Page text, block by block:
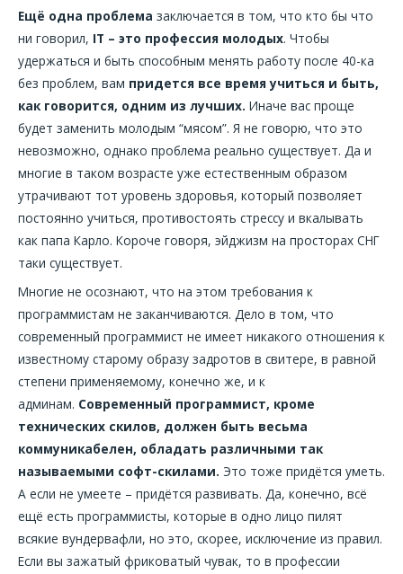
Ещё одна проблема заключается в том, что кто бы что
ни говорил, IT – это профессия молодых. Чтобы
удержаться и быть способным менять работу после 40-ка
без проблем, вам придется все время учиться и быть,
как говорится, одним из лучших. Иначе вас проще
будет заменить молодым “мясом”. Я не говорю, что это
невозможно, однако проблема реально существует. Да и
многие в таком возрасте уже естественным образом
утрачивают тот уровень здоровья, который позволяет
постоянно учиться, противостоять стрессу и вкалывать
как папа Карло. Короче говоря, эйджизм на просторах СНГ
таки существует.
Многие не осознают, что на этом требования к
программистам не заканчиваются. Дело в том, что
современный программист не имеет никакого отношения к
известному старому образу задротов в свитере, в равной
степени применяемому, конечно же, и к
админам. Современный программист, кроме
технических скилов, должен быть весьма
коммуникабелен, обладать различными так
называемыми софт-скилами. Это тоже придётся уметь.
А если не умеете – придётся развивать. Да, конечно, всё
ещё есть программисты, которые в одно лицо пилят
всякие вундервафли, но это, скорее, исключение из правил.
Если вы зажатый фриковатый чувак, то в профессии